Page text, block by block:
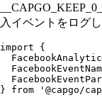
入イベントをログし
import {
} from '@capgo/